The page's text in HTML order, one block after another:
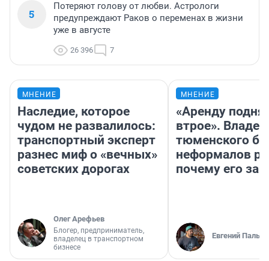
5
Потеряют голову от любви. Астрологи
предупреждают Раков о переменах в жизни
уже в августе
26 396 7
МНЕНИЕ
Наследие, которое
чудом не развалилось:
транспортный эксперт
разнес миф о «вечных»
советских дорогах
Олег Арефьев
Блогер, предприниматель,
владелец в транспортном
бизнесе
МНЕНИЕ
«Аренду
втрое».
тюменского
неформалов
почему его
Евгений